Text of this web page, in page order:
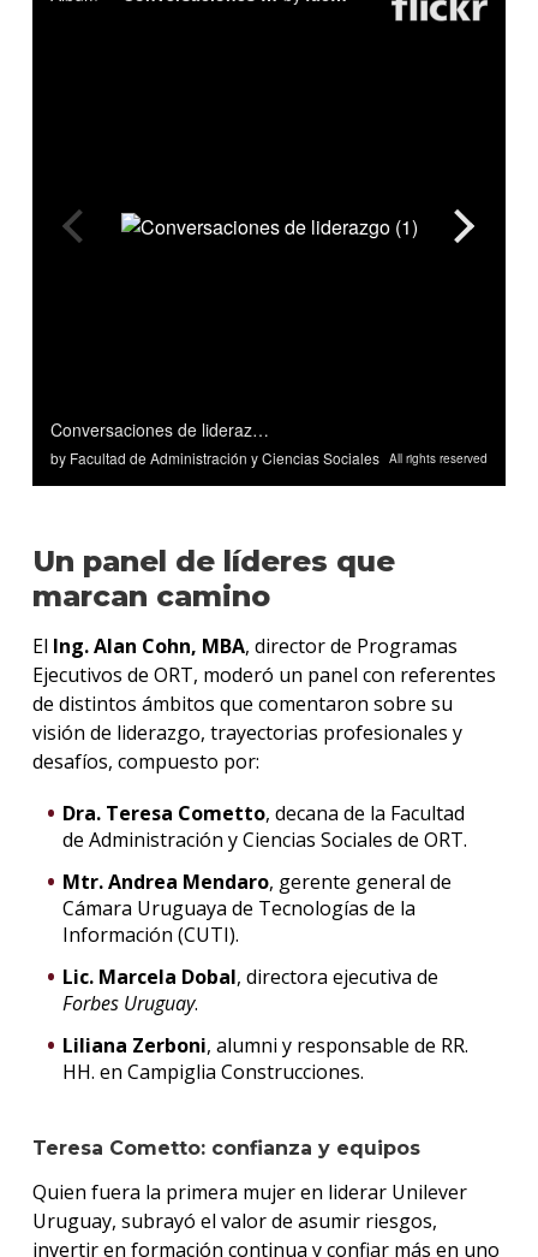
Un panel de líderes que
marcan camino
El Ing. Alan Cohn, MBA, director de Programas
Ejecutivos de ORT, moderó un panel con referentes
de distintos ámbitos que comentaron sobre su
visión de liderazgo, trayectorias profesionales y
desafíos, compuesto por:
Dra. Teresa Cometto, decana de la Facultad
de Administración y Ciencias Sociales de ORT.
Mtr. Andrea Mendaro, gerente general de
Cámara Uruguaya de Tecnologías de la
Información (CUTI).
Lic. Marcela Dobal, directora ejecutiva de
Forbes Uruguay.
Liliana Zerboni, alumni y responsable de RR.
HH. en Campiglia Construcciones.
Teresa Cometto: confianza y equipos
Quien fuera la primera mujer en liderar Unilever
Uruguay, subrayó el valor de asumir riesgos,
invertir en formación continua y confiar más en uno